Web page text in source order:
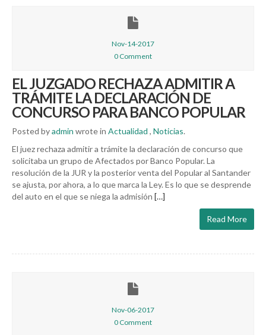
Nov-14-2017
0 Comment
EL JUZGADO RECHAZA ADMITIR A
TRÁMITE LA DECLARACIÓN DE
CONCURSO PARA BANCO POPULAR
Posted byadmin wrote in Actualidad , Noticias.
El juez rechaza admitir a trámite la declaración de concurso que
solicitaba un grupo de Afectados por Banco Popular. La
resolución de la JUR y la posterior venta del Popular al Santander
se ajusta, por ahora, a lo que marca la Ley. Es lo que se desprende
del auto en el que se niega la admisión […]
Read More
Nov-06-2017
0 Comment